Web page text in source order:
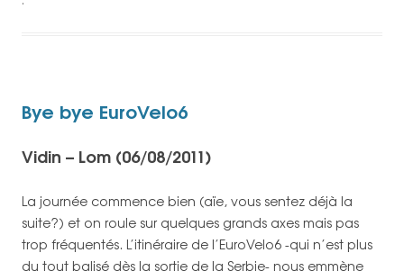
Bye bye EuroVelo6
Vidin – Lom (06/08/2011)
La journée commence bien (aïe, vous sentez déjà la
suite?) et on roule sur quelques grands axes mais pas
trop fréquentés. L’itinéraire de l’EuroVelo6 -qui n’est plus
du tout balisé dès la sortie de la Serbie- nous emmène